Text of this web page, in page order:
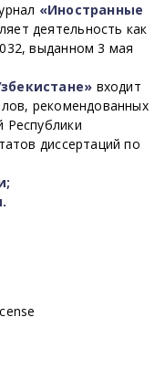
«Иностранные
деятельность как
выданном 3 мая
входит
рекомендованных
Республики
диссертаций по